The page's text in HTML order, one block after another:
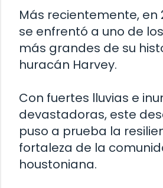
Más recientemente, en
se enfrentó a uno de
más grandes de su
huracán Harvey.
Con fuertes lluvias e
devastadoras, este
puso a prueba la
fortaleza de la
houstoniana.